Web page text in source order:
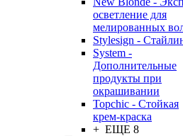
осветление для
мелированных
Stylesign -
System -
Дополнительные
продукты при
окрашивании
Topchic - Стойкая
крем-краска
+ ЕЩЕ 8